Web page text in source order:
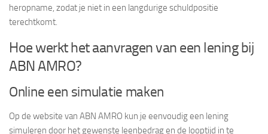
heropname, zodat je niet in een langdurige schuldpositie
terechtkomt.
Hoe werkt het aanvragen van een lening bij
ABN AMRO?
Online een simulatie maken
Op de website van ABN AMRO kun je eenvoudig een lening
simuleren door het gewenste leenbedrag en de looptijd in te